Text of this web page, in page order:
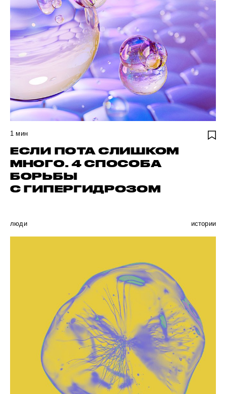
1 мин
ЕСЛИ ПОТА СЛИШКОМ
МНОГО. 4 СПОСОБА
БОРЬБЫ
С ГИПЕРГИДРОЗОМ
люди истории